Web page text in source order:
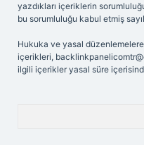
yazdıkları içeriklerin
bu sorumluluğu kabul etmiş
Hukuka ve yasal
içerikleri,
ilgili içerikler yasal süre